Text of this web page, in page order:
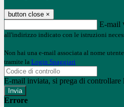
button close ×
E-mail
all'indirizzo indicato con le istruzioni
Non hai una e-mail associata al nome
tramite la Login Spaggiari
E-mail inviata, si prega di controllare
Errore